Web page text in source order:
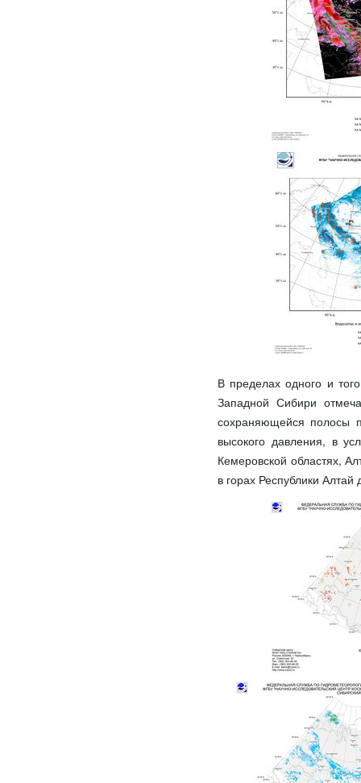
В пределах одного и
Западной Сибири
сохраняющейся полосы
высокого давления, в
Кемеровской областях,
в горах Республики Алтай